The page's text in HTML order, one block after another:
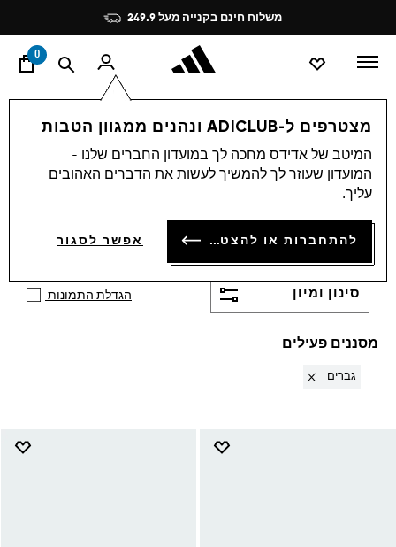
Pause
promotion
rotation
משלוח חינם בקנייה מעל 249.9
0
מצטרפים ל-ADICLUB ונהנים ממגוון הטבות
המיטב של אדידס מחכה לך במועדון החברים שלנו -
המועדון שעוזר לך להמשיך לעשות את הדברים האהובים
עליך.
להתחברות או להצטרפות אפשר לסגור
גברים·אאוטלט ביגוד ספורט
שמכניסים אנרגיה לשגרה. לאימון, להליכה וליום עמוס.
בוחרים בקלות, משלבים בלי מאמץ, ונותנים לקצב
להוביל את היום כבר מהצעד הראשון.
סינון ומיון הגדלת התמונות
מסננים פעילים
גברים Remove filter Currently Refined by מגדר: גברים